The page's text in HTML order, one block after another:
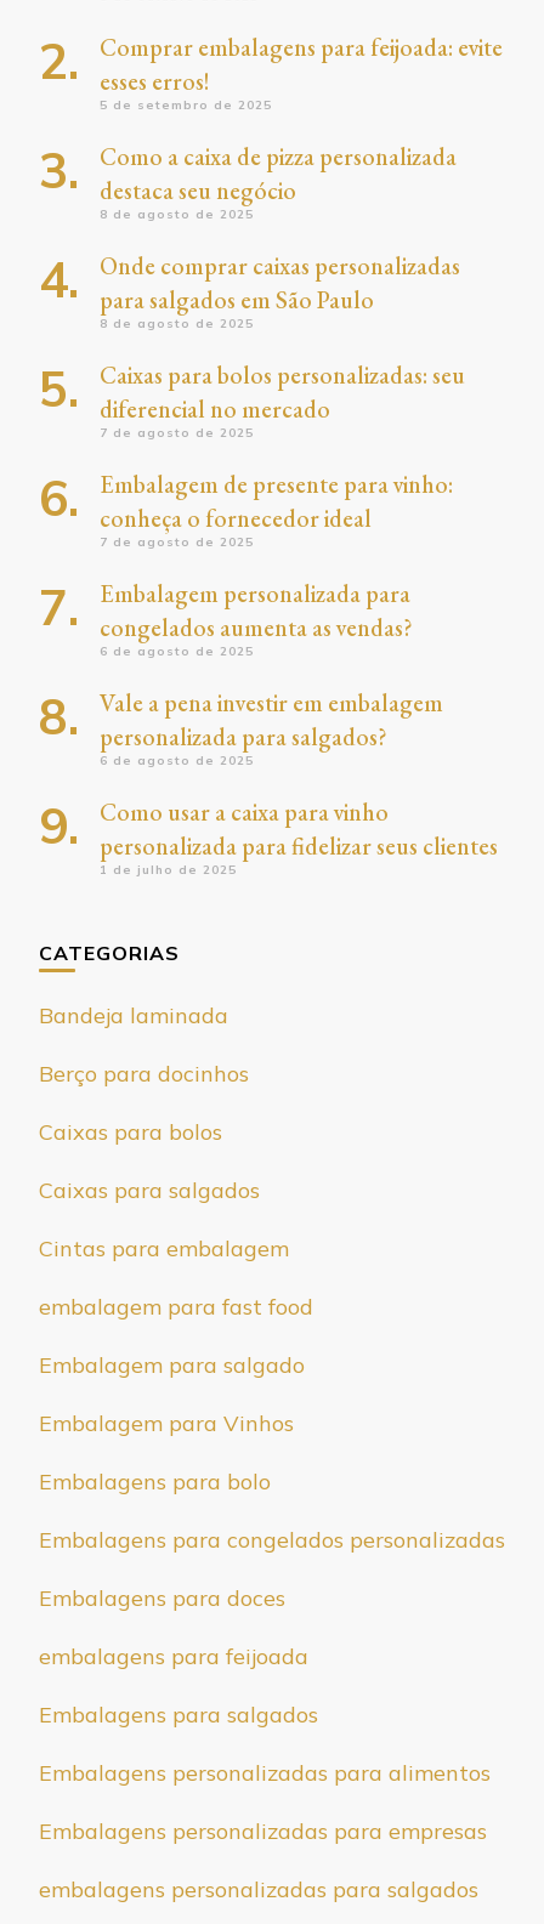
Comprar embalagens para feijoada: evite
esses erros!
5 de setembro de 2025
Como a caixa de pizza personalizada
destaca seu negócio
8 de agosto de 2025
Onde comprar caixas personalizadas
para salgados em São Paulo
8 de agosto de 2025
Caixas para bolos personalizadas: seu
diferencial no mercado
7 de agosto de 2025
Embalagem de presente para vinho:
conheça o fornecedor ideal
7 de agosto de 2025
Embalagem personalizada para
congelados aumenta as vendas?
6 de agosto de 2025
Vale a pena investir em embalagem
personalizada para salgados?
6 de agosto de 2025
Como usar a caixa para vinho
personalizada para fidelizar seus clientes
1 de julho de 2025
CATEGORIAS
Bandeja laminada
Berço para docinhos
Caixas para bolos
Caixas para salgados
Cintas para embalagem
embalagem para fast food
Embalagem para salgado
Embalagem para Vinhos
Embalagens para bolo
Embalagens para congelados personalizadas
Embalagens para doces
embalagens para feijoada
Embalagens para salgados
Embalagens personalizadas para alimentos
Embalagens personalizadas para empresas
embalagens personalizadas para salgados